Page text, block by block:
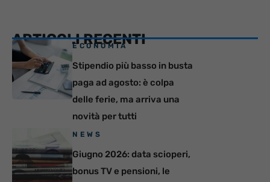
ARTICOLI RECENTI
ECONOMIA
Stipendio più basso in busta
paga ad agosto: è colpa
delle ferie, ma arriva una
novità per tutti
NEWS
Giugno 2026: data scioperi,
bonus TV e pensioni, le